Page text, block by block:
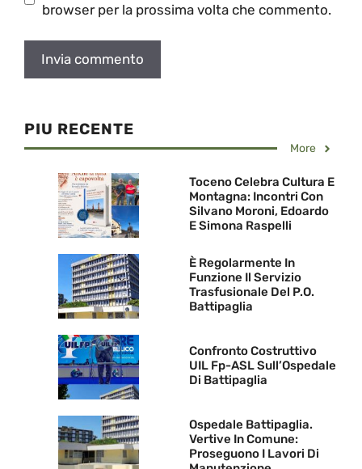
browser per la prossima volta che commento.
PIU RECENTE
More
Toceno Celebra Cultura E
Montagna: Incontri Con
Silvano Moroni, Edoardo
E Simona Raspelli
È Regolarmente In
Funzione Il Servizio
Trasfusionale Del P.O.
Battipaglia
Confronto Costruttivo
UIL Fp-ASL Sull’Ospedale
Di Battipaglia
Ospedale Battipaglia.
Vertive In Comune:
Proseguono I Lavori Di